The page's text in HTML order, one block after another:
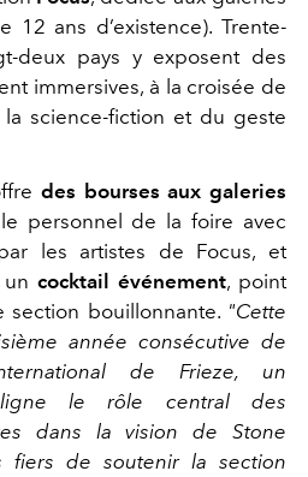
12 ans d’existence). Trente-
deux pays y exposent des
immersives, à la croisée de
science-fiction et du geste
des bourses aux galeries
personnel de la foire avec
les artistes de Focus, et
cocktail événement, point
section bouillonnante. "Cette
année consécutive de
de Frieze, un
le rôle central des
dans la vision de Stone
fiers de soutenir la section